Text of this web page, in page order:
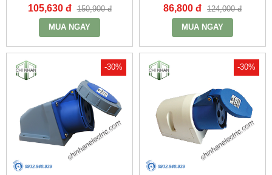
MPN124 - MPE
105,630 đ 150,900 đ
MUA NGAY
MPN114 - MPE
86,800 đ 124,000 đ
MUA NGAY
-30% -30%